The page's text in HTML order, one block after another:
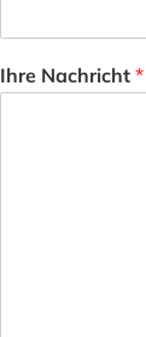
Ihre Nachricht *